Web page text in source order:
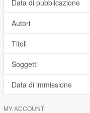
Data di pubblicazione
Autori
Titoli
Soggetti
Data di immissione
MY ACCOUNT